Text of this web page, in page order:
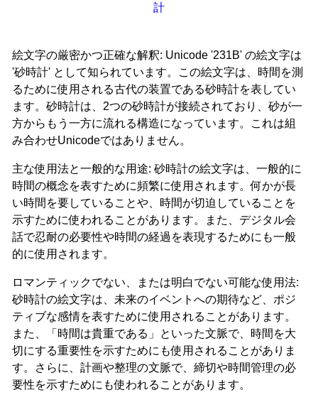
計
絵文字の厳密かつ正確な解釈: Unicode '231B' の絵文字は
'砂時計' として知られています。この絵文字は、時間を測
るために使用される古代の装置である砂時計を表してい
ます。砂時計は、2つの砂時計が接続されており、砂が一
方からもう一方に流れる構造になっています。これは組
み合わせUnicodeではありません。
主な使用法と一般的な用途: 砂時計の絵文字は、一般的に
時間の概念を表すために頻繁に使用されます。何かが長
い時間を要していることや、時間が切迫していることを
示すために使われることがあります。また、デジタル会
話で忍耐の必要性や時間の経過を表現するためにも一般
的に使用されます。
ロマンティックでない、または明白でない可能な使用法:
砂時計の絵文字は、未来のイベントへの期待など、ポジ
ティブな感情を表すために使用されることがあります。
また、「時間は貴重である」といった文脈で、時間を大
切にする重要性を示すためにも使用されることがありま
す。さらに、計画や整理の文脈で、締切や時間管理の必
要性を示すためにも使われることがあります。